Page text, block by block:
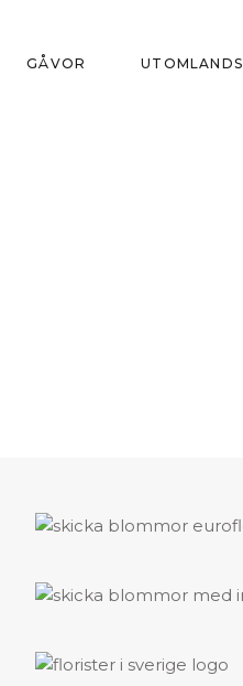
GÅVOR UTOMLANDS